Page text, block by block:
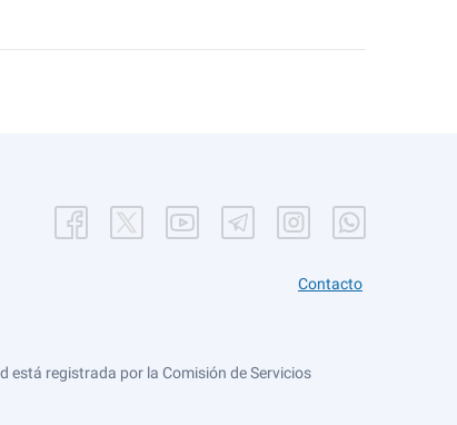
Contacto
está registrada por la Comisión de Servicios